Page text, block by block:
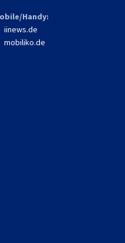
Handy:
iinews.de
mobiliko.de